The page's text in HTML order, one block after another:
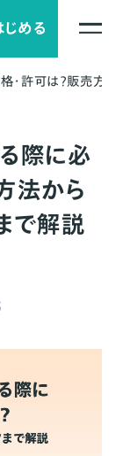
める
許可は？販売方
際に必
法から
で解説